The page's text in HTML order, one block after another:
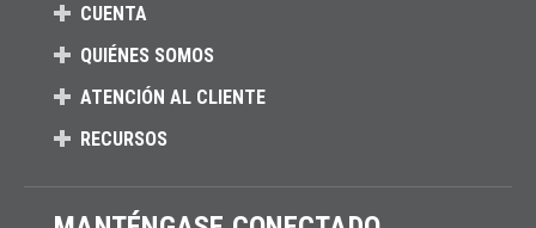
CUENTA
QUIÉNES SOMOS
ATENCIÓN AL CLIENTE
RECURSOS